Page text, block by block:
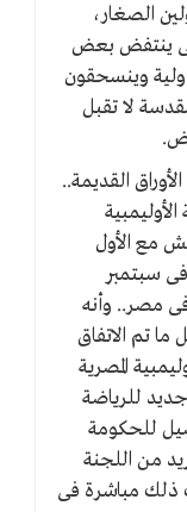
الصغار،
ينتفض بعض
وينسحقون
لا تقبل
القديمة..
مع الأول
سبتمبر
فى مصر.. وأنه
تم الاتفاق
المصرية
للرياضة
للحكومة
من اللجنة
ذلك مباشرة فى